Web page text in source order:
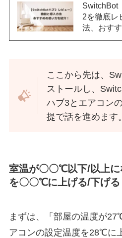
SwitchBot
2を徹底レ
法、おす
ここから先は、
ストールし、
ハブ3とエアコン
提で話を進めます。
室温が〇〇℃以下/以上
を〇〇℃に上げる/下げる
まずは、「部屋の温度が
アコンの設定温度を28℃に